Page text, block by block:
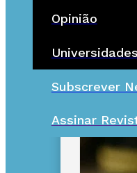
Opinião
Universidades
Subscrever
Assinar